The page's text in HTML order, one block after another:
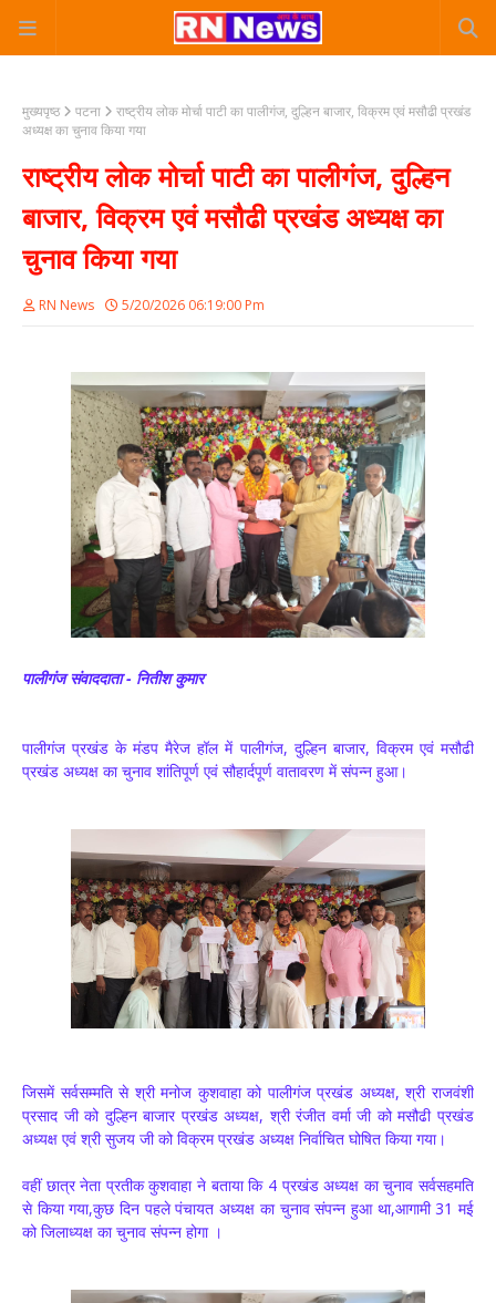
मुख्यपृष्ठ पटना
राष्ट्रीय लोक मोर्चा पाटी का पालीगंज, दुल्हिन बाजार, विक्रम एवं मसौढी प्रखंड
अध्यक्ष का चुनाव किया गया
राष्ट्रीय लोक मोर्चा पाटी का पालीगंज, दुल्हिन
बाजार, विक्रम एवं मसौढी प्रखंड अध्यक्ष का
चुनाव किया गया
RN News 5/20/2026 06:19:00 Pm
पालीगंज संवाददाता - नितीश कुमार
पालीगंज प्रखंड के मंडप मैरेज हॉल में पालीगंज, दुल्हिन बाजार, विक्रम एवं मसौढी
प्रखंड अध्यक्ष का चुनाव शांतिपूर्ण एवं सौहार्दपूर्ण वातावरण में संपन्न हुआ।
जिसमें सर्वसम्मति से श्री मनोज कुशवाहा को पालीगंज प्रखंड अध्यक्ष, श्री राजवंशी
प्रसाद जी को दुल्हिन बाजार प्रखंड अध्यक्ष, श्री रंजीत वर्मा जी को मसौढी प्रखंड
अध्यक्ष एवं श्री सुजय जी को विक्रम प्रखंड अध्यक्ष निर्वाचित घोषित किया गया।
वहीं छात्र नेता प्रतीक कुशवाहा ने बताया कि 4 प्रखंड अध्यक्ष का चुनाव सर्वसहमति
से किया गया,कुछ दिन पहले पंचायत अध्यक्ष का चुनाव संपन्न हुआ था,आगामी 31 मई
को जिलाध्यक्ष का चुनाव संपन्न होगा ।